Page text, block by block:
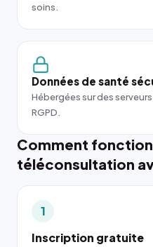
soins.
Données de santé
Hébergées sur des
RGPD.
Comment
téléconsultation
1
Inscription gratuite